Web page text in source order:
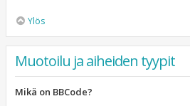
Ylös
Muotoilu ja aiheiden tyypit
Mikä on BBCode?